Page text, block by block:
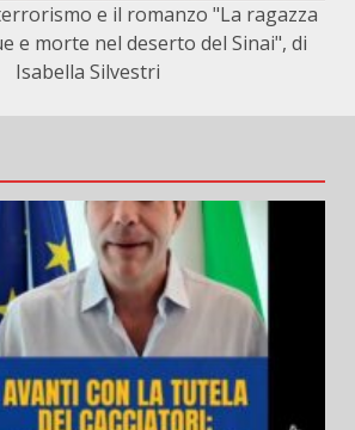
e il romanzo "La ragazza
e morte nel deserto del Sinai", di
Isabella Silvestri